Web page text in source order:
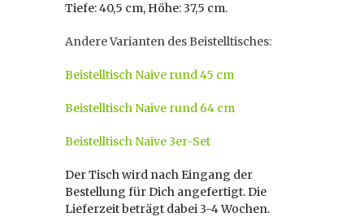
Tiefe: 40,5 cm, Höhe: 37,5 cm.
Andere Varianten des Beistelltisches:
Beistelltisch Naive rund 45 cm
Beistelltisch Naive rund 64 cm
Beistelltisch Naive 3er-Set
Der Tisch wird nach Eingang der
Bestellung für Dich angefertigt. Die
Lieferzeit beträgt dabei 3-4 Wochen.